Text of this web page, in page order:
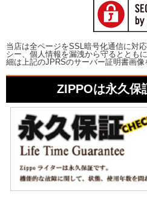
当店は全ページをSSL暗号化通信に対
シー、個人情報を漏洩から守るととも
細は上記のJPRSのサーバー証明書画像
ZIPPOは永久保